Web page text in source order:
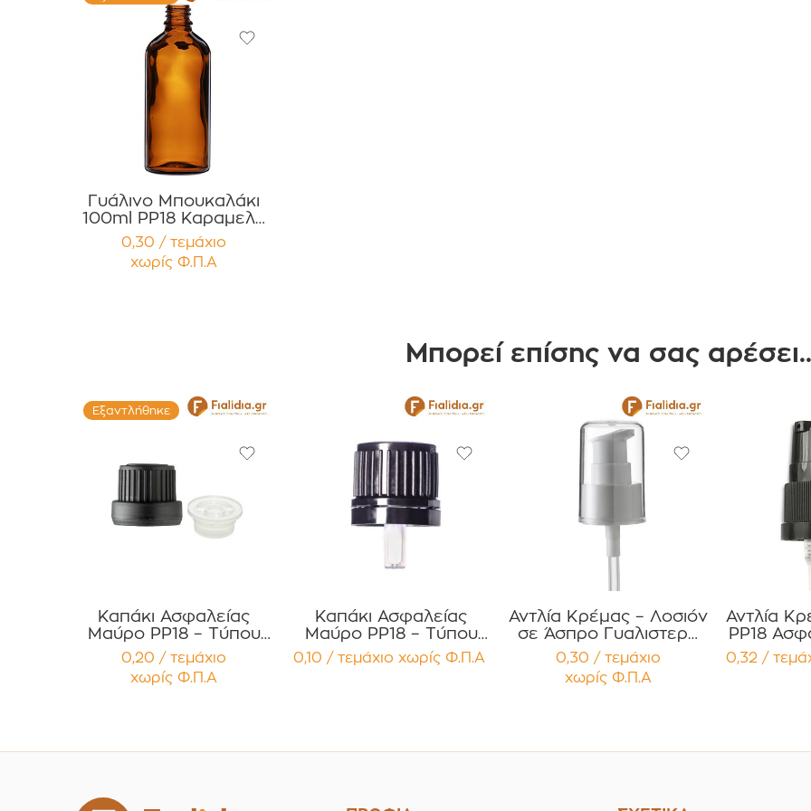
Γυάλινο Μπουκαλάκι
100ml PP18 Καραμελέ
για Αιθέρια Έλαια ,
Βάμματα , Αρώματα
Συσκευασία 12
0,30 / τεμάχιο
χωρίς Φ.Π.Α
Μπορεί επίσης να σας αρέσει..
Εξαντλήθηκε
Καπάκι Ασφαλείας
Μαύρο PP18 – Τύπου
Two-Part με Μειωτήρα
Ροής Συσκευασία 12
τεμαχίων
0,20 / τεμάχιο
χωρίς Φ.Π.Α
Καπάκι Ασφαλείας
Μαύρο PP18 – Τύπου
One-Part με Εσωτερικό
Σταγονόμετρο
0,10 / τεμάχιο χωρίς Φ.Π.Α
Αντλία Κρέμας – Λοσιόν
σε Άσπρο Γυαλιστερό
Χρώμα PP24
Συσκευασία 12
τεμαχίων
0,30 / τεμάχιο
χωρίς Φ.Π.Α
Αντλία
PP18
με
0,32 /